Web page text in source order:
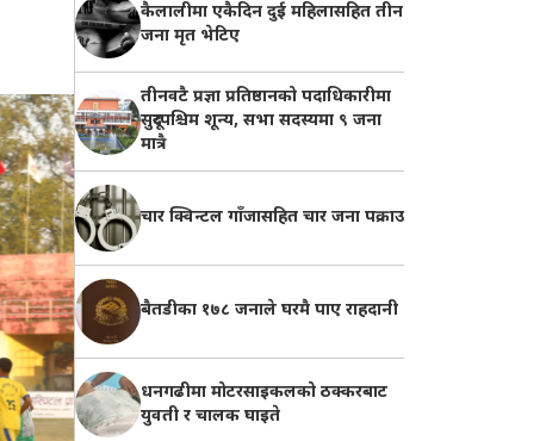
कैलालीमा एकैदिन दुई महिलासहित तीन
जना मृत भेटिए
तीनवटै प्रज्ञा प्रतिष्ठानको पदाधिकारीमा
सुदूरपश्चिम शून्य, सभा सदस्यमा ९ जना
मात्रै
चार क्विन्टल गाँजासहित चार जना पक्राउ
बैतडीका १७८ जनाले घरमै पाए राहदानी
धनगढीमा मोटरसाइकलको ठक्करबाट
युवती र चालक घाइते